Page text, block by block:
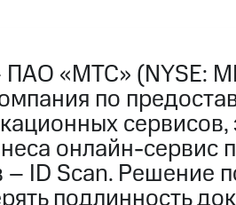
«МТС» (NYSE:
по
сервисов,
онлайн-сервис
– ID Scan. Решение